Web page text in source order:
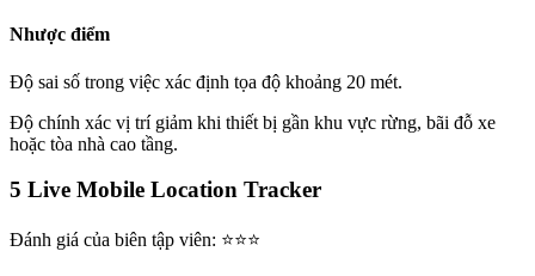
Nhược điểm
Độ sai số trong việc xác định tọa độ khoảng 20 mét.
Độ chính xác vị trí giảm khi thiết bị gần khu vực rừng, bãi đỗ xe
hoặc tòa nhà cao tầng.
5 Live Mobile Location Tracker
Đánh giá của biên tập viên: ⭐⭐⭐